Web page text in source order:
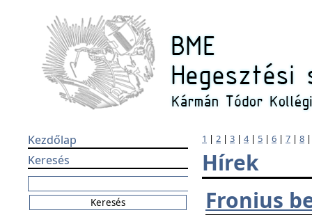
Kezdőlap
Keresés
1 | 2 | 3 | 4| 5 | 6 | 7 | 8
Hírek
Fronius